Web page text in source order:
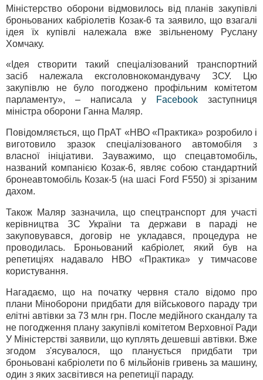
Міністерство оборони відмовилось від планів закупівлі
броньованих кабріолетів Козак-6 та заявило, що взагалі
ідея їх купівлі належала вже звільненому Руслану
Хомчаку.
«Ідея створити такий спеціалізований транспортний
засіб належала ексголовнокомандувачу ЗСУ. Цю
закупівлю не було погоджено профільним комітетом
парламенту», – написала у
Facebook заступниця
міністра оборони Ганна Маляр.
Повідомляється, що ПрАТ «НВО «Практика» розробило і
виготовило зразок спеціалізованого автомобіля з
власної ініціативи. Зауважимо, що спецавтомобіль,
названий компанією Козак-6, являє собою стандартний
бронеавтомобіль Козак-5 (на шасі Ford F550) зі зрізаним
дахом.
Також Маляр зазначила, що спецтранспорт для участі
керівництва ЗС України та держави в параді не
закуповувався, договір не укладався, процедура не
проводилась. Броньований кабріолет, який був на
репетиціях надавало НВО «Практика» у тимчасове
користування.
Нагадаємо, що на початку червня стало відомо про
плани Міноборони придбати для військового параду три
елітні автівки за 73 млн грн. После медійного скандалу та
не погодження плану закупівлі комітетом Верховної Ради
У Міністерстві заявили, що куплять дешевші автівки. Вже
згодом з'ясувалося, що планується придбати три
броньовані кабріолети по 6 мільйонів гривень за машину,
один з яких засвітився на репетиції параду.